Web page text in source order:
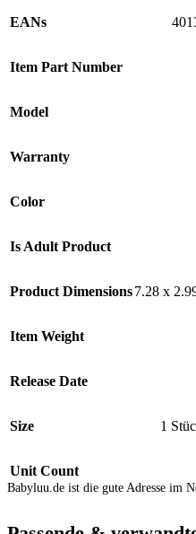
EANs
Item Part Number
Model
Warranty
Color
Is Adult Product
Product Dimensions7.28 x
Item Weight
Release Date
Size 1
Unit Count
Babyluu.de ist die gute Adresse im